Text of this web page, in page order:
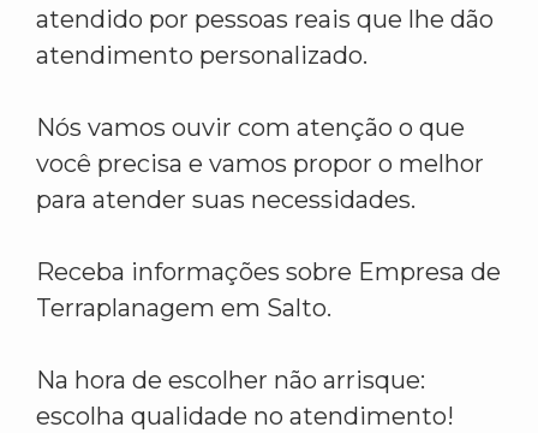
atendido por pessoas reais que lhe dão
atendimento personalizado.
Nós vamos ouvir com atenção o que
você precisa e vamos propor o melhor
para atender suas necessidades.
Receba informações sobre Empresa de
Terraplanagem em Salto.
Na hora de escolher não arrisque:
escolha qualidade no atendimento!